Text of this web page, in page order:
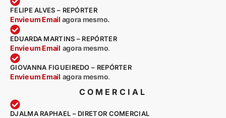
FELIPE ALVES – REPÓRTER
Envie um Email agora mesmo.
EDUARDA MARTINS – REPÓRTER
Envie um Email agora mesmo.
GIOVANNA FIGUEIREDO – REPÓRTER
Envie um Email agora mesmo.
COMERCIAL
DJALMA RAPHAEL – DIRETOR COMERCIAL